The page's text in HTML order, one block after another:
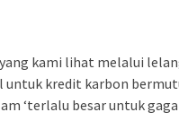
kami lihat melalui
kredit karbon
‘terlalu besar untuk